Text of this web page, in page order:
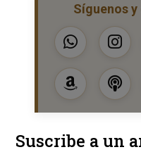
Síguenos
Suscribe a un